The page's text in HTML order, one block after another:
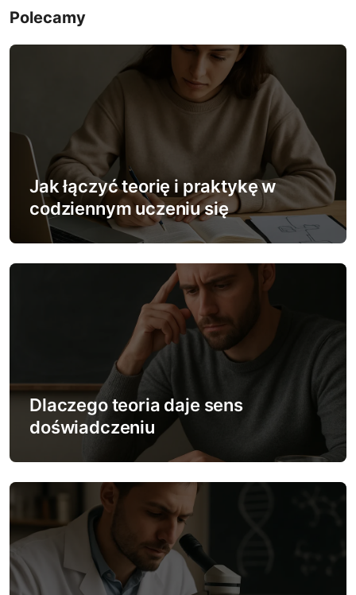
g
a
i
s
Polecamy
Jak łączyć teorię i praktykę w
codziennym uczeniu się
Dlaczego teoria daje sens
doświadczeniu